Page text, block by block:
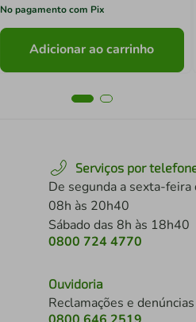
No pagamento com Pix
Adicionar ao carrinho
Serviços por
De segunda a sexta-feira
08h às 20h40
Sábado das 8h às 18h40
0800 724 4770
Ouvidoria
Reclamações e denúncias